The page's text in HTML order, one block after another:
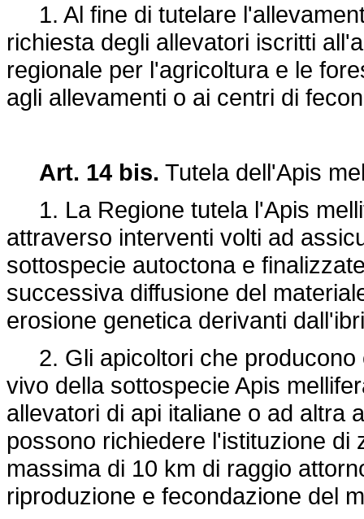
1. Al fine di tutelare
richiesta degli allevatori iscritti
regionale per l'agricoltura e le
agli allevamenti o ai centri di
Art. 14 bis. Tutela dell'Apis
1. La Regione tutela l'Apis
attraverso interventi volti ad
sottospecie autoctona e
successiva diffusione del
erosione genetica derivanti
2. Gli apicoltori che producono
vivo della sottospecie Apis
allevatori di api italiane o ad altra
possono richiedere l'istituzione
massima di 10 km di raggio
riproduzione e fecondazione del